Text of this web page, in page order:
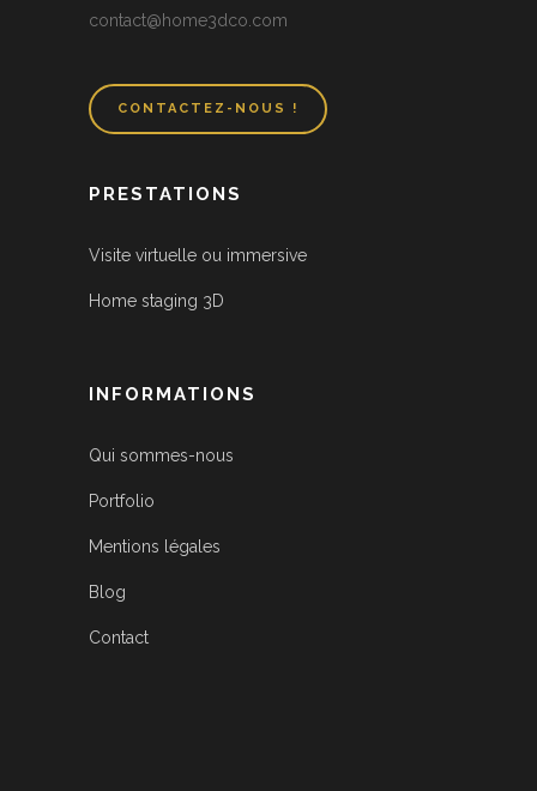
contact@home3dco.com
CONTACTEZ-NOUS !
PRESTATIONS
Visite virtuelle ou immersive
Home staging 3D
INFORMATIONS
Qui sommes-nous
Portfolio
Mentions légales
Blog
Contact